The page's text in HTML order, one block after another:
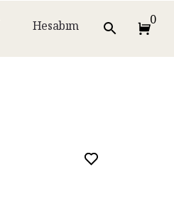
Hesabım 0